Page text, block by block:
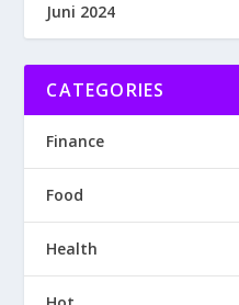
Juni 2024
CATEGORIES
Finance
Food
Health